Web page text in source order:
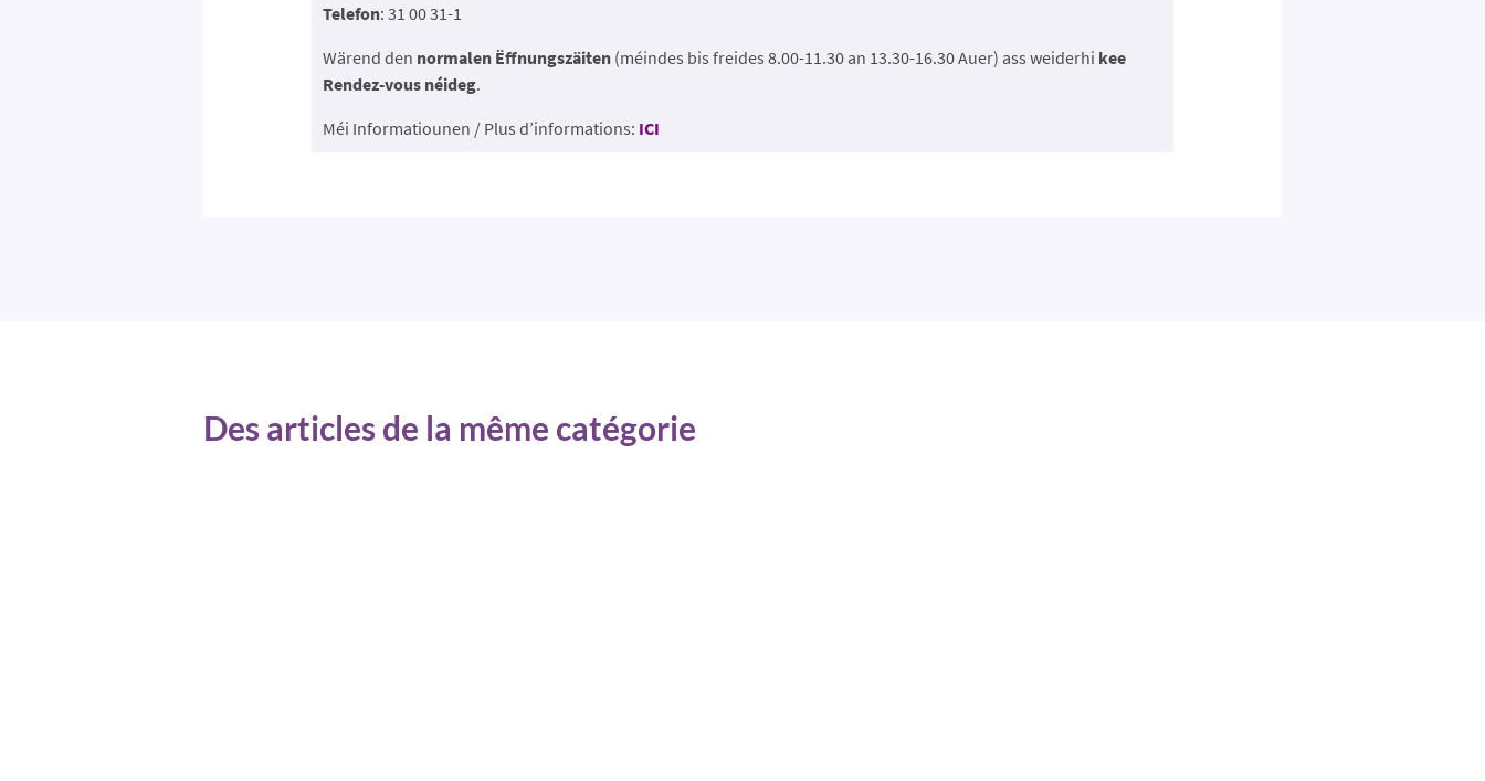
Telefon: 31 00 31-1
Wärend den normalen Ëffnungszäiten(méindes bis freides 8.00-11.30 an 13.30-16.30 Auer) ass weiderhi kee
Rendez-vous néideg.
Méi Informatiounen / Plus d’informations: ICI
Des articles de la même catégorie